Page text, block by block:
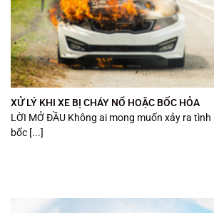
XỬ LÝ KHI XE BỊ CHÁY NỔ HOẶC BỐC HỎA
LỜI MỞ ĐẦU Không ai mong muốn xảy ra
bốc [...]